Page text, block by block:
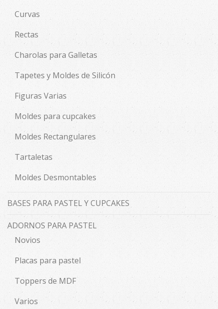
Curvas
Rectas
Charolas para Galletas
Tapetes y Moldes de Silicón
Figuras Varias
Moldes para cupcakes
Moldes Rectangulares
Tartaletas
Moldes Desmontables
BASES PARA PASTEL Y CUPCAKES
ADORNOS PARA PASTEL
Novios
Placas para pastel
Toppers de MDF
Varios